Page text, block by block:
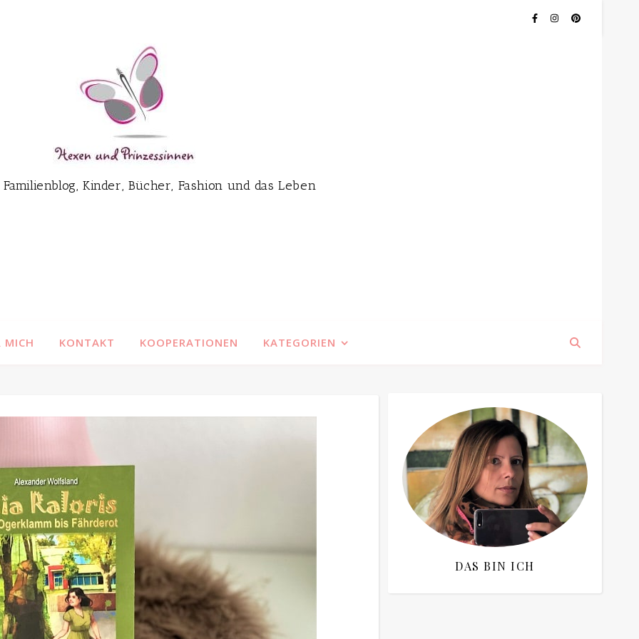
Familienblog, Kinder, Bücher, Fashion und das Leben
MICH KONTAKT KOOPERATIONEN KATEGORIEN
DAS BIN ICH